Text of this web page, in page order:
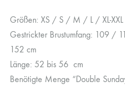
Größen: XS / S / M / L / XL-
Gestrickter Brustumfang: 109
152 cm
Länge: 52 bis 56 cm
Benötigte Menge “Double